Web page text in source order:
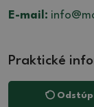
E-mail:
Praktické